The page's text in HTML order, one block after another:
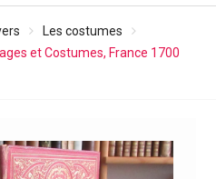
Les costumes
et Costumes, France 1700